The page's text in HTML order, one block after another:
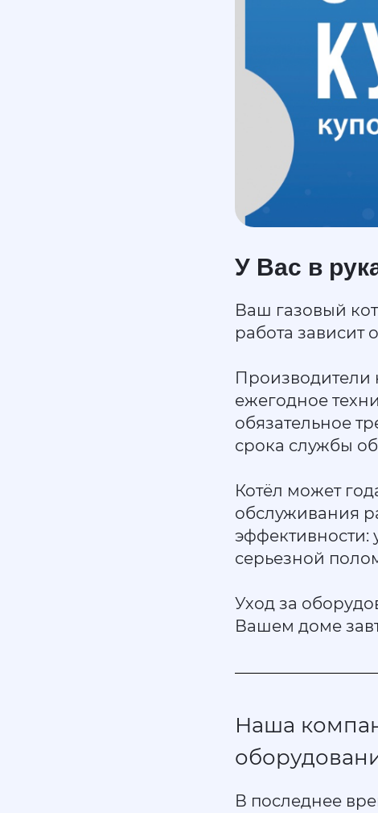
У Вас в
Ваш газовый
работа зависит
Производители
ежегодное
обязательное
срока службы
Котёл может
обслуживания
эффективности:
серьезной
Уход за
Вашем доме
Наша
В последнее